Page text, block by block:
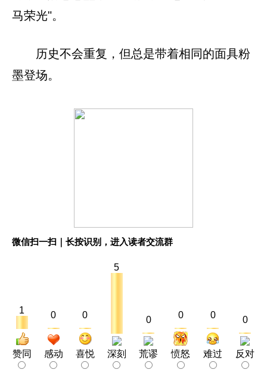
马荣光"。
历史不会重复，但总是带着相同的面具粉
墨登场。
微信扫一扫｜长按识别，进入读者交流群
1
赞同
0
感动
0
喜悦
5
深刻
0
荒谬
0
愤怒
0
难过
0
反对